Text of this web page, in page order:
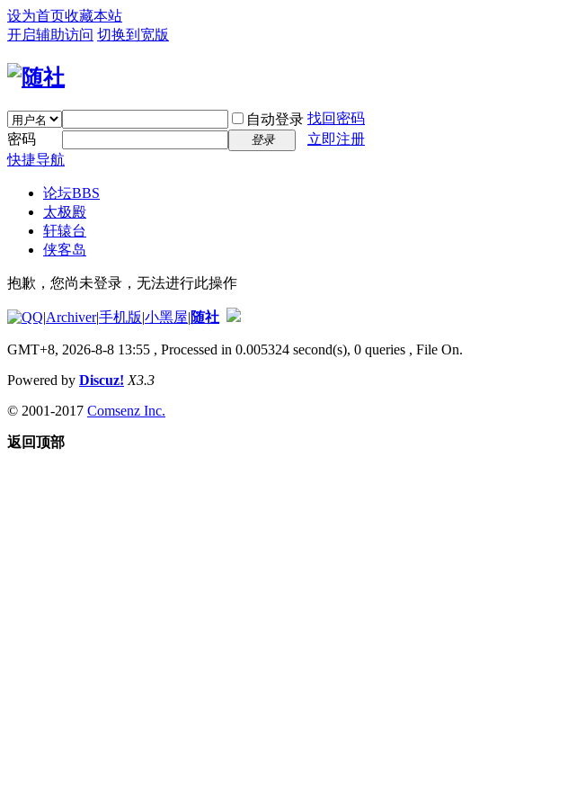
设为首页收藏本站
开启辅助访问 切换到宽版
自动登录 找回密码
密码
登录
立即注册
快捷导航
论坛BBS
太极殿
轩辕台
侠客岛
抱歉，您尚未登录，无法进行此操作
|Archiver|手机版|小黑屋|随社
GMT+8, 2026-8-8 13:55 , Processed in 0.005324 second(s), 0 queries , File On.
Powered by Discuz! X3.3
© 2001-2017 Comsenz Inc.
返回顶部